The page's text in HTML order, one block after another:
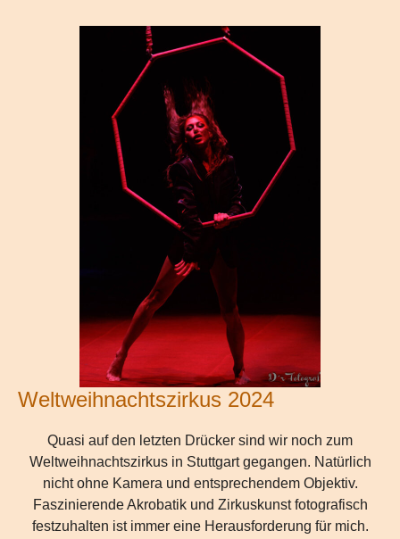
Weltweihnachtszirkus 2024
Quasi auf den letzten Drücker sind wir noch zum
Weltweihnachtszirkus in Stuttgart gegangen. Natürlich
nicht ohne Kamera und entsprechendem Objektiv.
Faszinierende Akrobatik und Zirkuskunst fotografisch
festzuhalten ist immer eine Herausforderung für mich.